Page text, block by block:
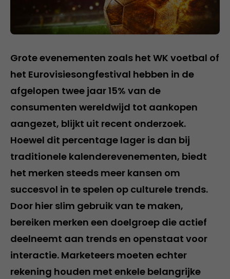
Grote evenementen zoals het WK voetbal of
het Eurovisiesongfestival hebben in de
afgelopen twee jaar 15% van de
consumenten wereldwijd tot aankopen
aangezet, blijkt uit recent onderzoek.
Hoewel dit percentage lager is dan bij
traditionele kalenderevenementen, biedt
het merken steeds meer kansen om
succesvol in te spelen op culturele trends.
Door hier slim gebruik van te maken,
bereiken merken een doelgroep die actief
deelneemt aan trends en openstaat voor
interactie. Marketeers moeten echter
rekening houden met enkele belangrijke